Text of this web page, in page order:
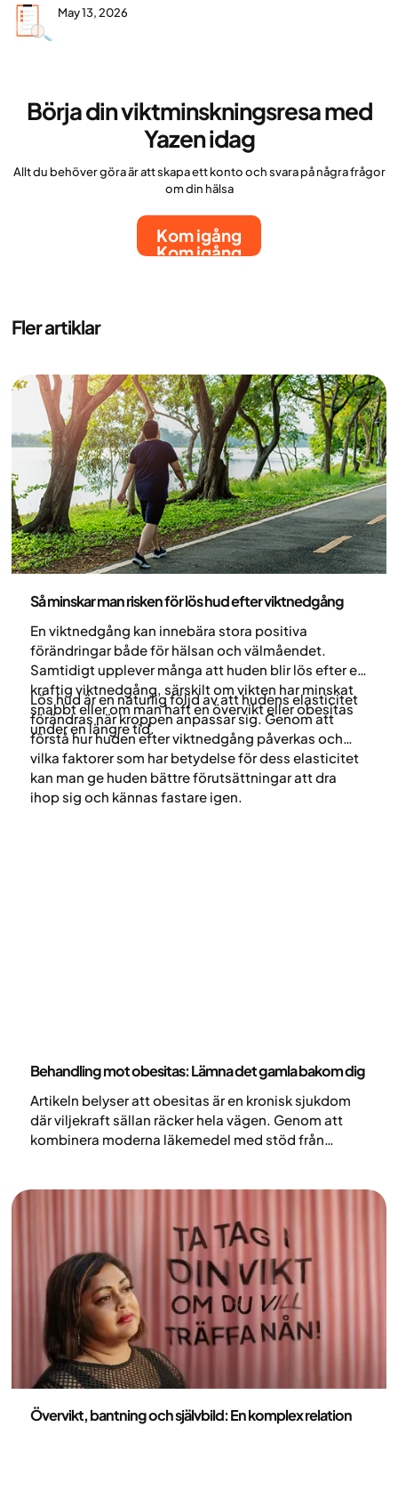
May 13, 2026
Börja din viktminskningsresa med
Yazen idag
Allt du behöver göra är att skapa ett konto och svara på några frågor
om din hälsa
Kom igång
Kom igång
Fler artiklar
Så minskar man risken för lös hud efter viktnedgång
En viktnedgång kan innebära stora positiva
förändringar både för hälsan och välmåendet.
Samtidigt upplever många att huden blir lös efter en
kraftig viktnedgång, särskilt om vikten har minskat
snabbt eller om man haft en övervikt eller obesitas
under en längre tid.
Lös hud är en naturlig följd av att hudens elasticitet
förändras när kroppen anpassar sig. Genom att
förstå hur huden efter viktnedgång påverkas och
vilka faktorer som har betydelse för dess elasticitet
kan man ge huden bättre förutsättningar att dra
ihop sig och kännas fastare igen.
Behandling mot obesitas: Lämna det gamla bakom dig
Artikeln belyser att obesitas är en kronisk sjukdom
där viljekraft sällan räcker hela vägen. Genom att
kombinera moderna läkemedel med stöd från
bakom sig och ta steget mot ett nytt liv med rätt
Övervikt, bantning och självbild: En komplex relation